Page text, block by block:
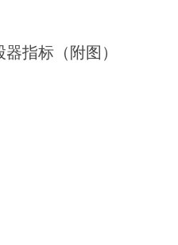
指标（附图）